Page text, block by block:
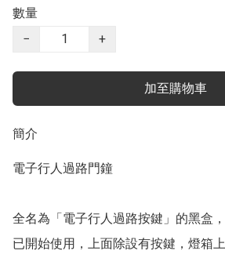
數量
−
+
加至購物車
簡介
電子行人過路門鐘
全名為「電子行人過路按鍵」的黑盒
已開始使用，上面除設有按鍵，燈箱